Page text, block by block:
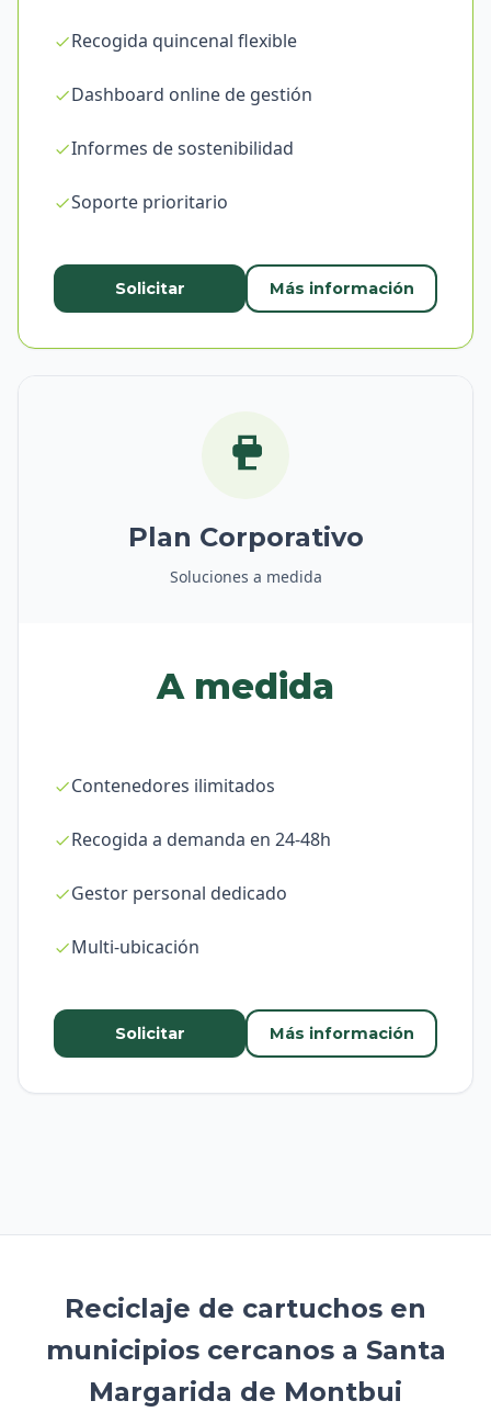
Recogida quincenal flexible
Dashboard online de gestión
Informes de sostenibilidad
Soporte prioritario
Solicitar Más información
Plan Corporativo
Soluciones a medida
A medida
Contenedores ilimitados
Recogida a demanda en 24-48h
Gestor personal dedicado
Multi-ubicación
Solicitar Más información
Reciclaje de cartuchos en
municipios cercanos a Santa
Margarida de Montbui